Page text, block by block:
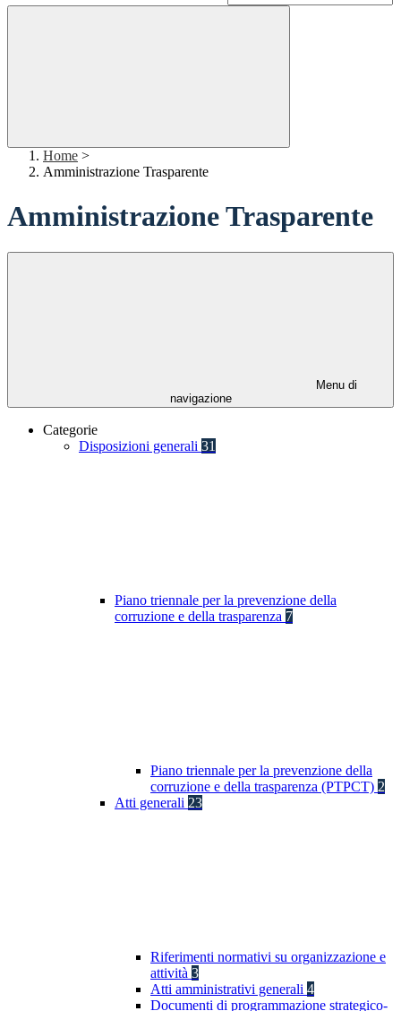
Home >
Amministrazione Trasparente
Amministrazione Trasparente
Menu di
navigazione
Categorie
Disposizioni generali 31
Piano triennale per la prevenzione della
corruzione e della trasparenza 7
Piano triennale per la prevenzione della
corruzione e della trasparenza (PTPCT) 2
Atti generali 23
Riferimenti normativi su organizzazione e
attività 3
Atti amministrativi generali 4
Documenti di programmazione strategico-